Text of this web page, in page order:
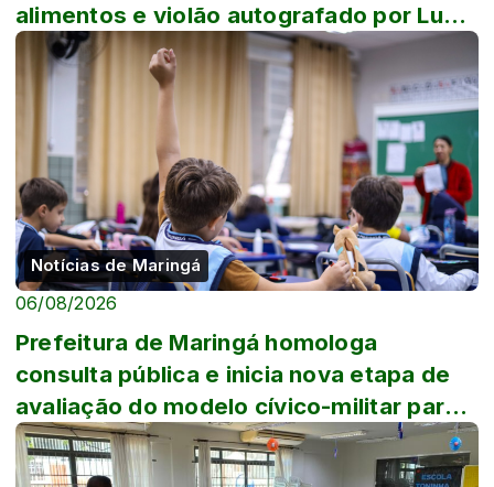
alimentos e violão autografado por Luan
Sa...
Notícias de Maringá
06/08/2026
Prefeitura de Maringá homologa
consulta pública e inicia nova etapa de
avaliação do modelo cívico-militar para
escola...